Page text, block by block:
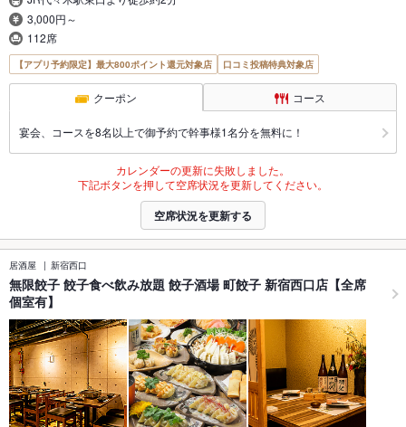
3,000円～
112席
【アプリ予約限定】最大800ポイント還元対象店 口コミ投稿特典対象店
クーポン コース
宴会、コースを8名以上で御予約で幹事様1名分を無料に！
カレンダーの更新に失敗しました。
下記ボタンを押して空席状況を更新してください。
空席状況を更新する
居酒屋 新宿西口
無限餃子 餃子食べ飲み放題 餃子酒場 町餃子 新宿西口店【全席
個室有】